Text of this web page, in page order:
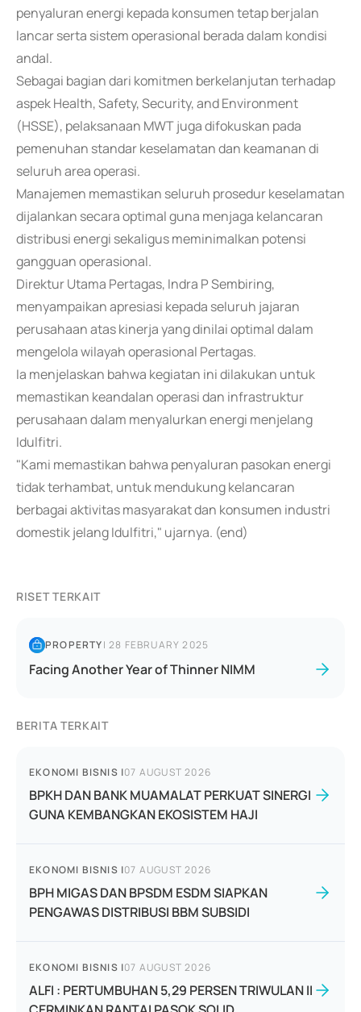
penyaluran energi kepada konsumen tetap berjalan
lancar serta sistem operasional berada dalam kondisi
andal.
Sebagai bagian dari komitmen berkelanjutan terhadap
aspek Health, Safety, Security, and Environment
(HSSE), pelaksanaan MWT juga difokuskan pada
pemenuhan standar keselamatan dan keamanan di
seluruh area operasi.
Manajemen memastikan seluruh prosedur keselamatan
dijalankan secara optimal guna menjaga kelancaran
distribusi energi sekaligus meminimalkan potensi
gangguan operasional.
Direktur Utama Pertagas, Indra P Sembiring,
menyampaikan apresiasi kepada seluruh jajaran
perusahaan atas kinerja yang dinilai optimal dalam
mengelola wilayah operasional Pertagas.
Ia menjelaskan bahwa kegiatan ini dilakukan untuk
memastikan keandalan operasi dan infrastruktur
perusahaan dalam menyalurkan energi menjelang
Idulfitri.
"Kami memastikan bahwa penyaluran pasokan energi
tidak terhambat, untuk mendukung kelancaran
berbagai aktivitas masyarakat dan konsumen industri
domestik jelang Idulfitri," ujarnya. (end)
RISET TERKAIT
PROPERTY|28 FEBRUARY 2025
Facing Another Year of Thinner NIMM
BERITA TERKAIT
EKONOMI BISNIS |07 AUGUST 2026
BPKH DAN BANK MUAMALAT PERKUAT SINERGI
GUNA KEMBANGKAN EKOSISTEM HAJI
EKONOMI BISNIS |07 AUGUST 2026
BPH MIGAS DAN BPSDM ESDM SIAPKAN
PENGAWAS DISTRIBUSI BBM SUBSIDI
EKONOMI BISNIS |07 AUGUST 2026
ALFI : PERTUMBUHAN 5,29 PERSEN TRIWULAN II